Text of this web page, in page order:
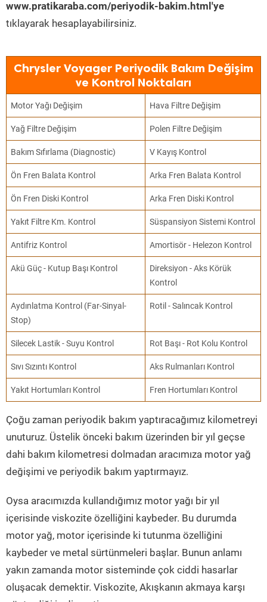
www.pratikaraba.com/periyodik-bakim.html'ye
tıklayarak hesaplayabilirsiniz.
Chrysler Voyager Periyodik Bakım Değişim
ve Kontrol Noktaları
Motor Yağı Değişim Hava Filtre Değişim
Yağ Filtre Değişim Polen Filtre Değişim
Bakım Sıfırlama (Diagnostic) V Kayış Kontrol
Ön Fren Balata Kontrol Arka Fren Balata Kontrol
Ön Fren Diski Kontrol Arka Fren Diski Kontrol
Yakıt Filtre Km. Kontrol Süspansiyon Sistemi Kontrol
Antifriz Kontrol Amortisör - Helezon Kontrol
Akü Güç - Kutup Başı Kontrol
Direksiyon - Aks Körük
Kontrol
Aydınlatma Kontrol (Far-Sinyal-
Stop)
Rotil - Salıncak Kontrol
Silecek Lastik - Suyu Kontrol Rot Başı - Rot Kolu Kontrol
Sıvı Sızıntı Kontrol Aks Rulmanları Kontrol
Yakıt Hortumları Kontrol Fren Hortumları Kontrol
Çoğu zaman periyodik bakım yaptıracağımız kilometreyi
unuturuz. Üstelik önceki bakım üzerinden bir yıl geçse
dahi bakım kilometresi dolmadan aracımıza motor yağ
değişimi ve periyodik bakım yaptırmayız.
Oysa aracımızda kullandığımız motor yağı bir yıl
içerisinde viskozite özelliğini kaybeder. Bu durumda
motor yağ, motor içerisinde ki tutunma özelliğini
kaybeder ve metal sürtünmeleri başlar. Bunun anlamı
yakın zamanda motor sisteminde çok ciddi hasarlar
oluşacak demektir. Viskozite, Akışkanın akmaya karşı